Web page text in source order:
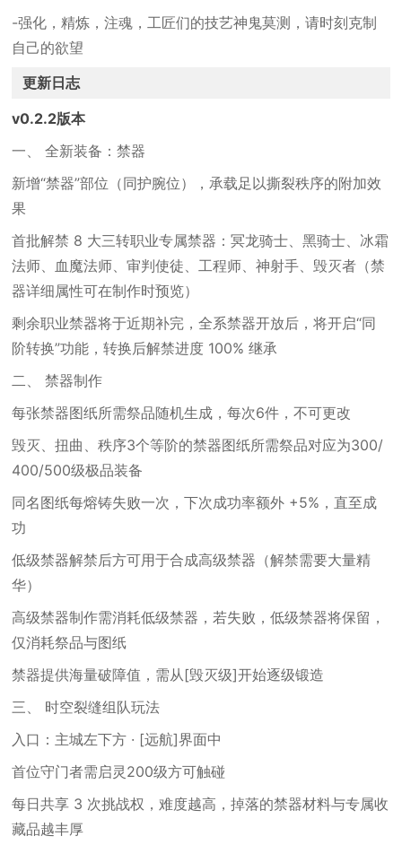
-强化，精炼，注魂，工匠们的技艺神鬼莫测，请时刻克制
自己的欲望
更新日志
v0.2.2版本
一、 全新装备：禁器
新增“禁器”部位（同护腕位），承载足以撕裂秩序的附加效
果
首批解禁 8 大三转职业专属禁器：冥龙骑士、黑骑士、冰霜
法师、血魔法师、审判使徒、工程师、神射手、毁灭者（禁
器详细属性可在制作时预览）
剩余职业禁器将于近期补完，全系禁器开放后，将开启“同
阶转换”功能，转换后解禁进度 100% 继承
二、 禁器制作
每张禁器图纸所需祭品随机生成，每次6件，不可更改
毁灭、扭曲、秩序3个等阶的禁器图纸所需祭品对应为300/
400/500级极品装备
同名图纸每熔铸失败一次，下次成功率额外 +5%，直至成
功
低级禁器解禁后方可用于合成高级禁器（解禁需要大量精
华）
高级禁器制作需消耗低级禁器，若失败，低级禁器将保留，
仅消耗祭品与图纸
禁器提供海量破障值，需从[毁灭级]开始逐级锻造
三、 时空裂缝组队玩法
入口：主城左下方 · [远航]界面中
首位守门者需启灵200级方可触碰
每日共享 3 次挑战权，难度越高，掉落的禁器材料与专属收
藏品越丰厚